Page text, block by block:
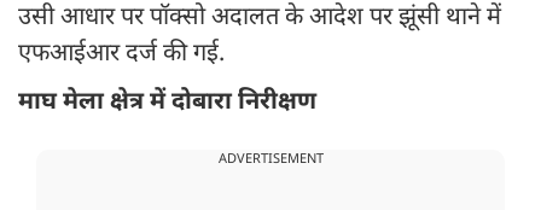
उसी आधार पर पॉक्सो अदालत के आदेश पर झूंसी थाने में
एफआईआर दर्ज की गई.
माघ मेला क्षेत्र में दोबारा निरीक्षण
ADVERTISEMENT